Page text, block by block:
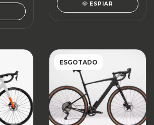
ESPIAR
ESGOTADO